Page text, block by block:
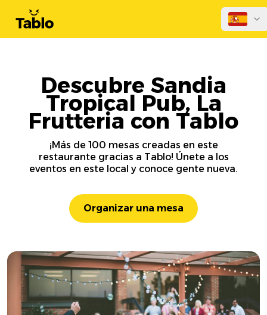
Descubre Sandia
Tropical Pub, La
Frutteria con Tablo
¡Más de 100 mesas creadas en este
restaurante gracias a Tablo! Únete a los
eventos en este local y conoce gente nueva.
Organizar una mesa